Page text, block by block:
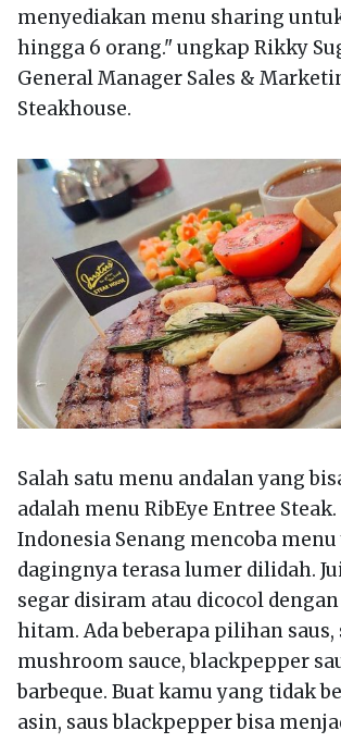
menyediakan menu sharing
hingga 6 orang." ungkap Rikky
General Manager Sales &
Steakhouse.
Salah satu menu andalan yang
adalah menu RibEye Entree
Indonesia Senang mencoba
dagingnya terasa lumer dilidah.
segar disiram atau dicocol dengan
hitam. Ada beberapa pilihan
mushroom sauce, blackpepper
barbeque. Buat kamu yang tidak
asin, saus blackpepper bisa